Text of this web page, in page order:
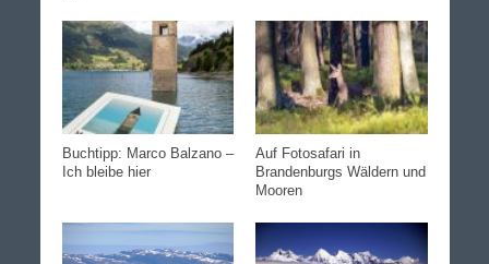
Buchtipp: Marco Balzano –
Ich bleibe hier
Auf Fotosafari in
Brandenburgs Wäldern und
Mooren